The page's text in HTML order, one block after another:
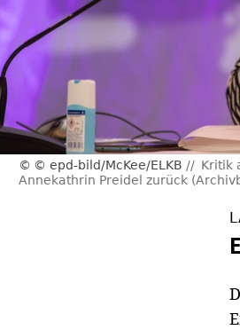
© epd-bild/McKee/ELKB
Kritik
Annekathrin Preidel zurück